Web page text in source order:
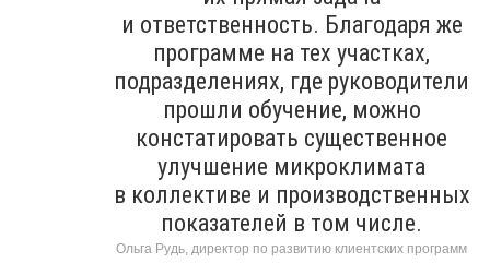
и ответственность. Благодаря же
программе на тех участках,
подразделениях, где руководители
прошли обучение, можно
констатировать существенное
улучшение микроклимата
в коллективе и производственных
показателей в том числе.
Ольга Рудь, директор по развитию клиентских программ